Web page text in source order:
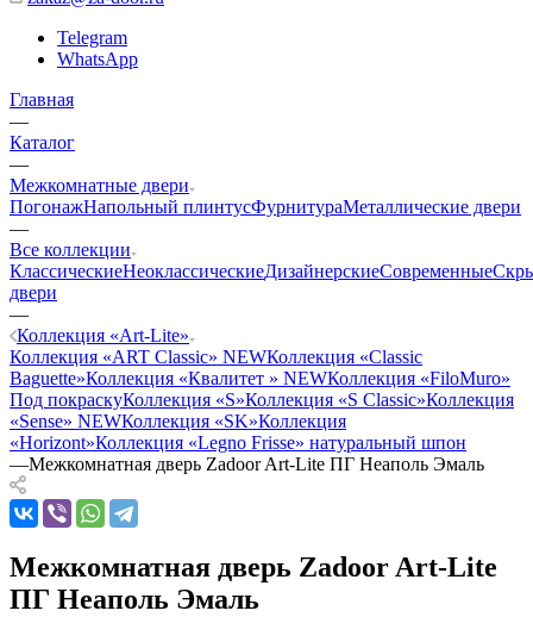
Telegram
WhatsApp
Главная
—
Каталог
—
Межкомнатные двери
ПогонажНапольный плинтусФурнитураМеталлические двери
—
Все коллекции
КлассическиеНеоклассическиеДизайнерскиеСовременные
двери
—
Коллекция «Art-Lite»
Коллекция «ART Classic» NEWКоллекция «Classic
Baguette»Коллекция «Квалитет » NEWКоллекция «FiloMuro»
Под покраскуКоллекция «S»Коллекция «S Classic»Коллекция
«Sense» NEWКоллекция «SK»Коллекция
«Horizont»Коллекция «Legno Frisse» натуральный шпон
—Межкомнатная дверь Zadoor Art-Lite ПГ Неаполь Эмаль
Межкомнатная дверь Zadoor Art-Lite
ПГ Неаполь Эмаль